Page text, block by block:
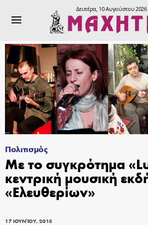
Δευτέρα, 10 Αυγούστου 2026
Πολιτισμός
Με το συγκρότημα
κεντρική μουσική
«Ελευθερίων»
17 ΙΟΥΝΊΟΥ, 2018